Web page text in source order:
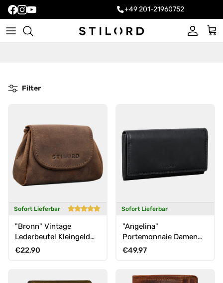
+49 201-21960752
Konto
Filter
Sofort Lieferbar
"Bronn" Vintage
Lederbeutel Kleingeld
Müzbeutel aus echtem
Normaler Preis
€22,90
Sofort Lieferbar
"Angelina"
Portemonnaie Damen
Groß
Normaler Preis
€49,97